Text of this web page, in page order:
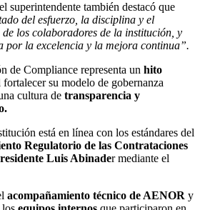
superintendente también destacó que
del esfuerzo, la disciplina y el
los colaboradores de la institución, y
por la excelencia y la mejora continua”.
de Compliance representa un hito
su modelo de gobernanza
cultura de transparencia y
está en línea con los estándares del
Regulatorio de las Contrataciones
Luis Abinader mediante el
acompañamiento técnico de AENOR y